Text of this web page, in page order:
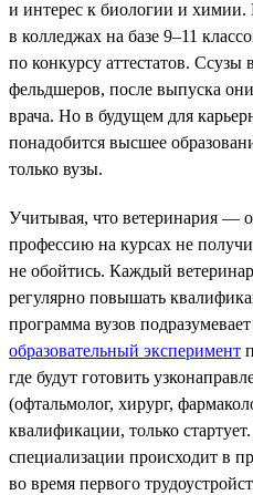
и интерес к биологии и
в колледжах на базе 9–11
по конкурсу аттестатов.
фельдшеров, после выпуска
врача. Но в будущем для
понадобится высшее
только вузы.
Учитывая, что ветеринария —
профессию на курсах не
не обойтись. Каждый
регулярно повышать
программа вузов
образовательный эксперимент
где будут готовить
(офтальмолог, хирург,
квалификации, только
специализации происходит в
во время первого